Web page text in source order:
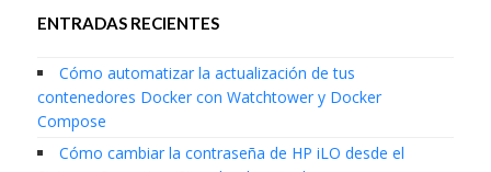
ENTRADAS RECIENTES
Cómo automatizar la actualización de tus
contenedores Docker con Watchtower y Docker
Compose
Cómo cambiar la contraseña de HP iLO desde el